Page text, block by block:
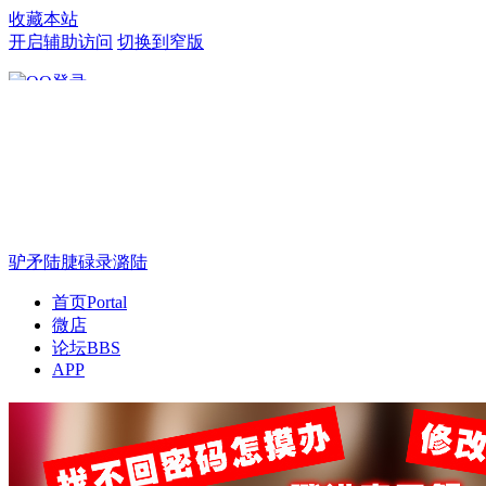
收藏本站
开启辅助访问 切换到窄版
驴矛陆脻碌录潞陆
首页Portal
微店
论坛BBS
APP